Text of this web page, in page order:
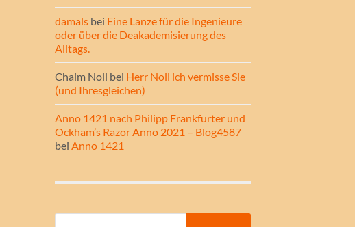
damals bei Eine Lanze für die Ingenieure
oder über die Deakademisierung des
Alltags.
Chaim Noll bei Herr Noll ich vermisse Sie
(und Ihresgleichen)
Anno 1421 nach Philipp Frankfurter und
Ockham’s Razor Anno 2021 – Blog4587
bei Anno 1421